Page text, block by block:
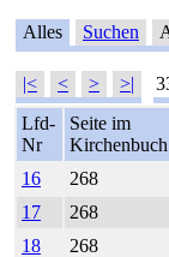
Alles Suchen
|< < > >|
Lfd-
Nr
Seite im
Kirchenbuch
16
268
17
268
18
268